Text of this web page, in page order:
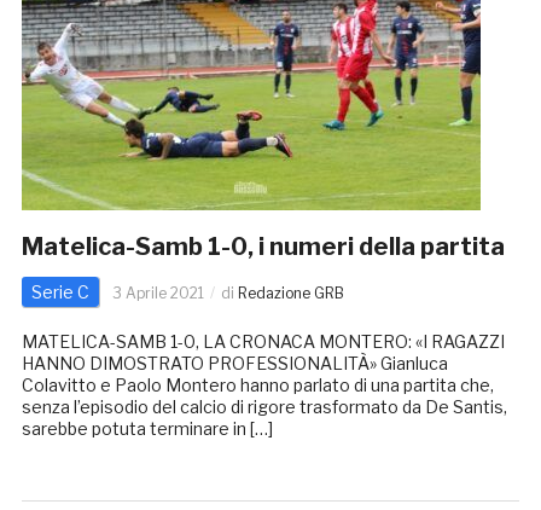
Matelica-Samb 1-0, i numeri della partita
Serie C 3 Aprile 2021 di Redazione GRB
MATELICA-SAMB 1-0, LA CRONACA MONTERO: «I RAGAZZI
HANNO DIMOSTRATO PROFESSIONALITÀ» Gianluca
Colavitto e Paolo Montero hanno parlato di una partita che,
senza l’episodio del calcio di rigore trasformato da De Santis,
sarebbe potuta terminare in […]